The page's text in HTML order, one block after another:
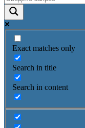
Exact matches only
Search in title
Search in content